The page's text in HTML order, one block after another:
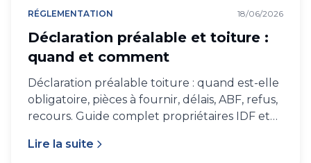
RÉGLEMENTATION 18/06/2026
Déclaration préalable et toiture :
quand et comment
Déclaration préalable toiture : quand est-elle
obligatoire, pièces à fournir, délais, ABF, refus,
recours. Guide complet propriétaires IDF et
Lire la suite